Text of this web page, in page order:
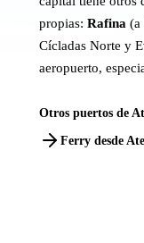
propias: Rafina (a
Cícladas Norte y
aeropuerto,
Otros puertos de
Ferry desde